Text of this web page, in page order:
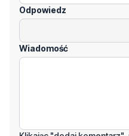
Imię / Podpis
Odpowiedz